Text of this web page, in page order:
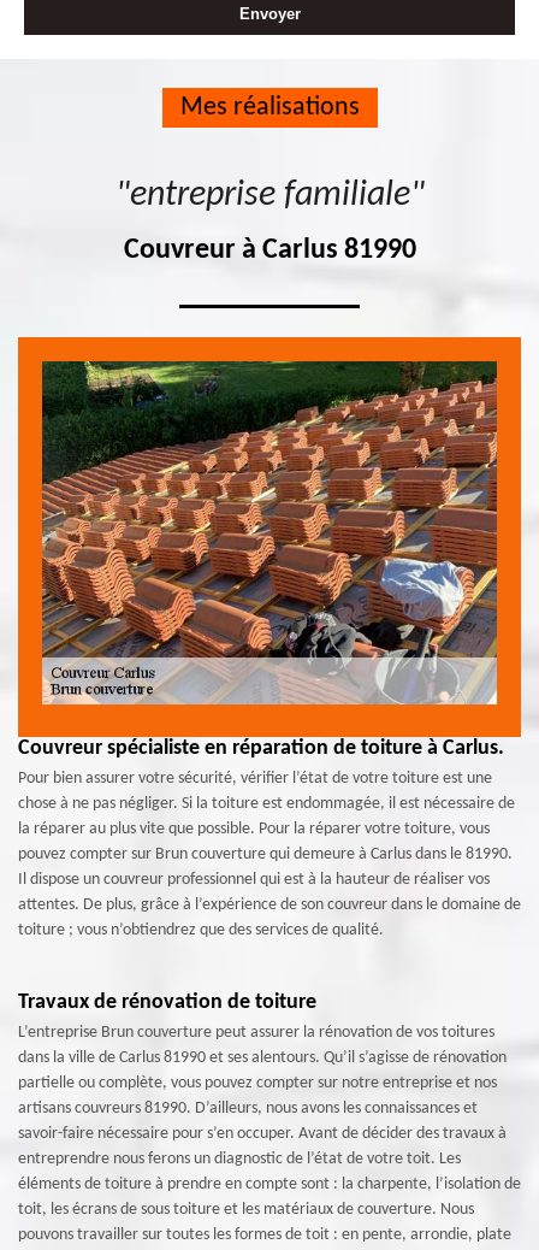
Mes réalisations
"entreprise familiale"
Couvreur à Carlus 81990
Couvreur spécialiste en réparation de toiture à Carlus.
Pour bien assurer votre sécurité, vérifier l’état de votre toiture est une
chose à ne pas négliger. Si la toiture est endommagée, il est nécessaire de
la réparer au plus vite que possible. Pour la réparer votre toiture, vous
pouvez compter sur Brun couverture qui demeure à Carlus dans le 81990.
Il dispose un couvreur professionnel qui est à la hauteur de réaliser vos
attentes. De plus, grâce à l’expérience de son couvreur dans le domaine de
toiture ; vous n’obtiendrez que des services de qualité.
Travaux de rénovation de toiture
L’entreprise Brun couverture peut assurer la rénovation de vos toitures
dans la ville de Carlus 81990 et ses alentours. Qu’il s’agisse de rénovation
partielle ou complète, vous pouvez compter sur notre entreprise et nos
artisans couvreurs 81990. D’ailleurs, nous avons les connaissances et
savoir-faire nécessaire pour s’en occuper. Avant de décider des travaux à
entreprendre nous ferons un diagnostic de l’état de votre toit. Les
éléments de toiture à prendre en compte sont : la charpente, l’isolation de
toit, les écrans de sous toiture et les matériaux de couverture. Nous
pouvons travailler sur toutes les formes de toit : en pente, arrondie, plate